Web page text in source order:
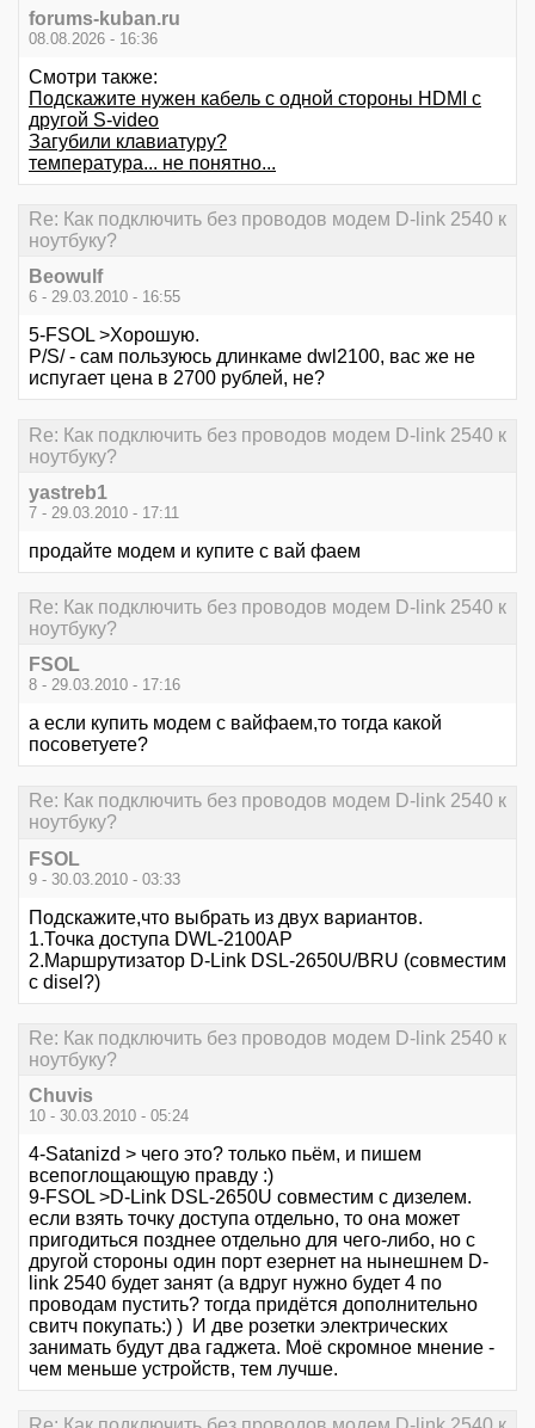
forums-kuban.ru
08.08.2026 - 16:36
Смотри также:
Подскажите нужен кабель с одной стороны HDMI с
другой S-video
Загубили клавиатуру?
температура... не понятно...
Re: Как подключить без проводов модем D-link 2540 к
ноутбуку?
Beowulf
6 - 29.03.2010 - 16:55
5-FSOL >Хорошую.
P/S/ - сам пользуюсь длинкаме dwl2100, вас же не
испугает цена в 2700 рублей, не?
Re: Как подключить без проводов модем D-link 2540 к
ноутбуку?
yastreb1
7 - 29.03.2010 - 17:11
продайте модем и купите с вай фаем
Re: Как подключить без проводов модем D-link 2540 к
ноутбуку?
FSOL
8 - 29.03.2010 - 17:16
а если купить модем с вайфаем,то тогда какой
посоветуете?
Re: Как подключить без проводов модем D-link 2540 к
ноутбуку?
FSOL
9 - 30.03.2010 - 03:33
Подскажите,что выбрать из двух вариантов.
1.Точка доступа DWL-2100AP
2.Маршрутизатор D-Link DSL-2650U/BRU (совместим
с disel?)
Re: Как подключить без проводов модем D-link 2540 к
ноутбуку?
Chuvis
10 - 30.03.2010 - 05:24
4-Satanizd > чего это? только пьём, и пишем
всепоглощающую правду :)
9-FSOL >D-Link DSL-2650U совместим с дизелем.
если взять точку доступа отдельно, то она может
пригодиться позднее отдельно для чего-либо, но с
другой стороны один порт езернет на нынешнем D-
link 2540 будет занят (а вдруг нужно будет 4 по
проводам пустить? тогда придётся дополнительно
свитч покупать:) ) И две розетки электрических
занимать будут два гаджета. Моё скромное мнение -
чем меньше устройств, тем лучше.